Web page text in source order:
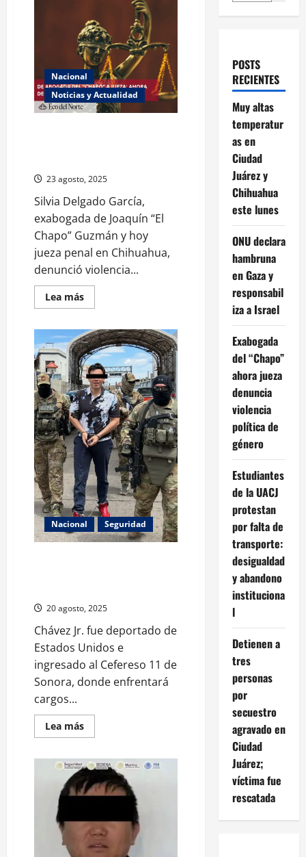
Nacional
Noticias y Actualidad
23 agosto, 2025
Silvia Delgado García,
exabogada de Joaquín “El
Chapo” Guzmán y hoy
jueza penal en Chihuahua,
denunció violencia...
Lea másRead
more
del
“Chapo”
ahora
jueza
denuncia
violencia
política
de
género
Nacional Seguridad
20 agosto, 2025
Chávez Jr. fue deportado de
Estados Unidos e
ingresado al Cefereso 11 de
Sonora, donde enfrentará
cargos...
Lea másRead
more
Jr.
es
deportado
y
Cefereso
11
en
Sonora
POSTS
RECIENTES
Muy altas
temperatur
as en
Ciudad
Juárez y
Chihuahua
este lunes
ONU declara
hambruna
en Gaza y
responsabil
iza a Israel
Exabogada
del “Chapo”
ahora jueza
denuncia
violencia
política de
género
Estudiantes
de la UACJ
protestan
por falta de
transporte:
desigualdad
y abandono
instituciona
l
Detienen a
tres
personas
por
secuestro
agravado en
Ciudad
Juárez;
víctima fue
rescatada